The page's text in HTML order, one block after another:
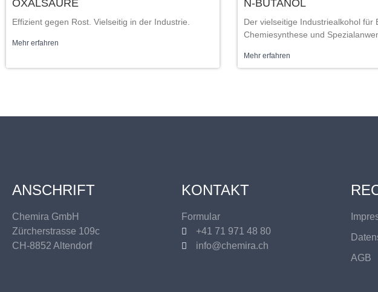
OXALSÄURE
Effizient gegen Rost. Vielseitig in der Industrie.
Mehr erfahren
N-BUTANOL
Der vielseitige Industriealkohol für
Chemiesynthese und
Mehr erfahren
ANSCHRIFT
Chemira GmbH
Zürcherstrasse 109c
CH-8852 Altendorf
KONTAKT
Formular
+41 71 971 48 80
info@chemira.ch
AGB